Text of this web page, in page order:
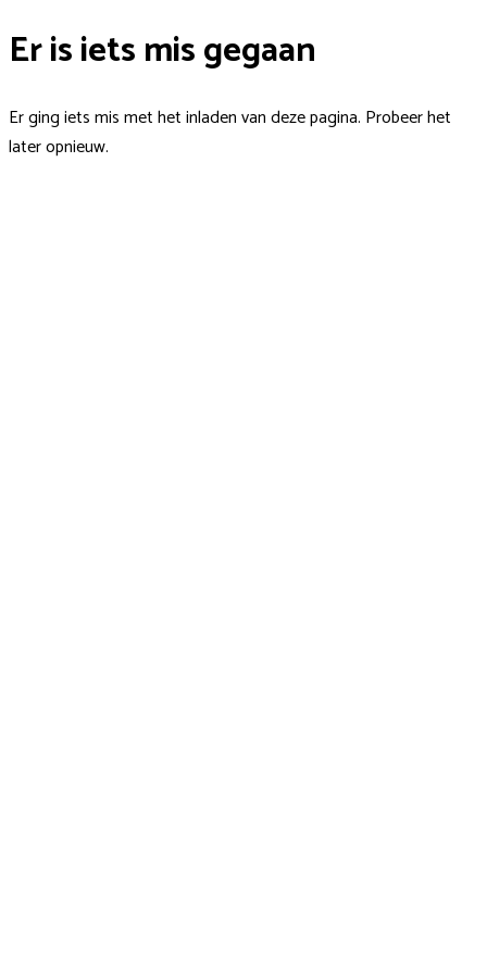
Er is iets mis gegaan
Er ging iets mis met het inladen van deze pagina. Probeer het
later opnieuw.